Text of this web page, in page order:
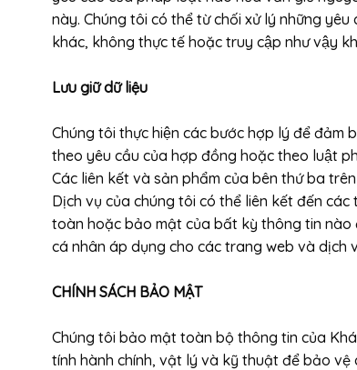
này. Chúng tôi có thể từ chối xử lý những
khác, không thực tế hoặc truy cập như vậy
Lưu giữ dữ liệu
Chúng tôi thực hiện các bước hợp lý để
theo yêu cầu của hợp đồng hoặc theo luật
Các liên kết và sản phẩm của bên thứ ba
Dịch vụ của chúng tôi có thể liên kết đến
toàn hoặc bảo mật của bất kỳ thông tin nào
cá nhân áp dụng cho các trang web và dịch
CHÍNH SÁCH BẢO MẬT
Chúng tôi bảo mật toàn bộ thông tin của
tính hành chính, vật lý và kỹ thuật để bảo